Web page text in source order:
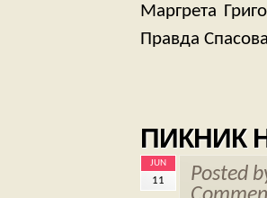
Маргрета
Правда
ПИКНИК
JUN
11
Posted